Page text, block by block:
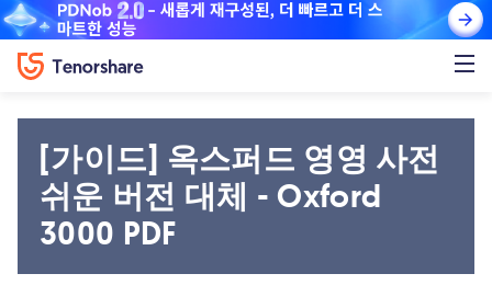
[가이드] 옥스퍼드 영영 사전
쉬운 버전 대체 - Oxford
3000 PDF